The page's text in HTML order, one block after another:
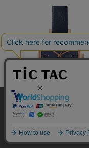
innovator ENKEL IN-0008-TIC1
当サイトではサイトの
ー(cookie)を利用してい
ー」をお読みください。